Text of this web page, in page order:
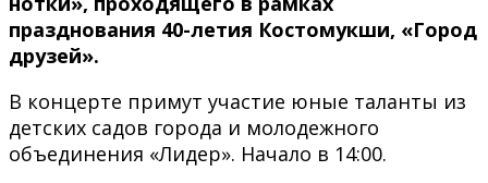
празднования 40-летия Костомукши, «Город
друзей».
В концерте примут участие юные таланты из
детских садов города и молодежного
объединения «Лидер». Начало в 14:00.